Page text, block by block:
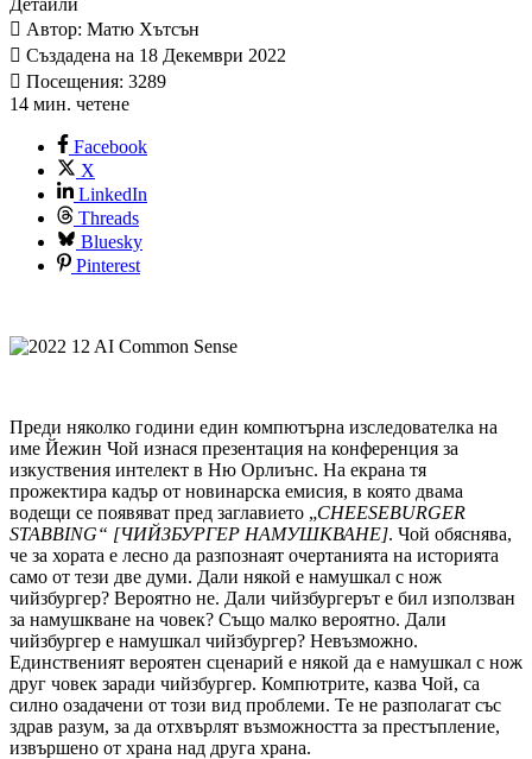
Детайли
Автор: Матю Хътсън
Създадена на 18 Декември 2022
Посещения: 3289
14 мин. четене
Facebook
X
LinkedIn
Threads
Bluesky
Pinterest
Преди няколко години един компютърна изследователка на
име Йежин Чой изнася презентация на конференция за
изкуствения интелект в Ню Орлиънс. На екрана тя
прожектира кадър от новинарска емисия, в която двама
водещи се появяват пред заглавието „CHEESEBURGER
STABBING“ [ЧИЙЗБУРГЕР НАМУШКВАНЕ]. Чой обяснява,
че за хората е лесно да разпознаят очертанията на историята
само от тези две думи. Дали някой е намушкал с нож
чийзбургер? Вероятно не. Дали чийзбургерът е бил използван
за намушкване на човек? Също малко вероятно. Дали
чийзбургер е намушкал чийзбургер? Невъзможно.
Единственият вероятен сценарий е някой да е намушкал с нож
друг човек заради чийзбургер. Компютрите, казва Чой, са
силно озадачени от този вид проблеми. Те не разполагат със
здрав разум, за да отхвърлят възможността за престъпление,
извършено от храна над друга храна.